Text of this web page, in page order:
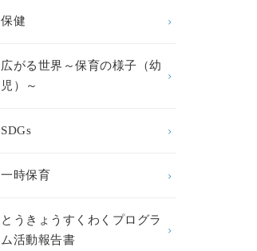
保健
広がる世界～保育の様子（幼
児）～
SDGs
一時保育
とうきょうすくわくプログラ
ム活動報告書